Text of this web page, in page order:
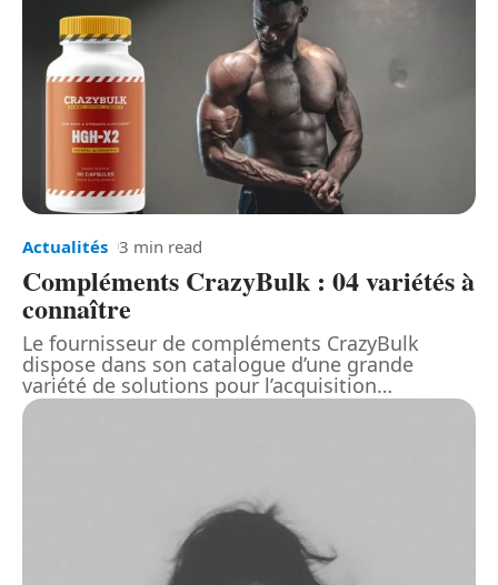
Actualités 3 min read
Compléments CrazyBulk : 04 variétés à
connaître
Le fournisseur de compléments CrazyBulk
dispose dans son catalogue d’une grande
variété de solutions pour l’acquisition…